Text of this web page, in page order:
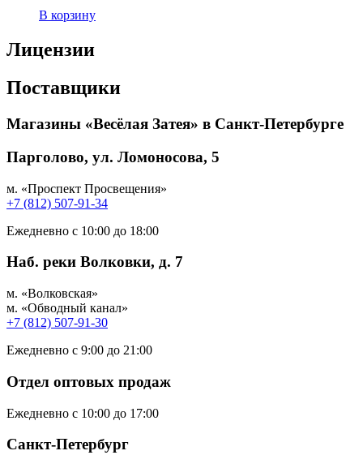
В корзину
Лицензии
Поставщики
Магазины «Весёлая Затея» в Санкт-Петербурге
Парголово, ул. Ломоносова, 5
м. «Проспект Просвещения»
+7 (812) 507-91-34
Ежедневно с 10:00 до 18:00
Наб. реки Волковки, д. 7
м. «Волковская»
м. «Обводный канал»
+7 (812) 507-91-30
Ежедневно с 9:00 до 21:00
Отдел оптовых продаж
Ежедневно с 10:00 до 17:00
Санкт-Петербург